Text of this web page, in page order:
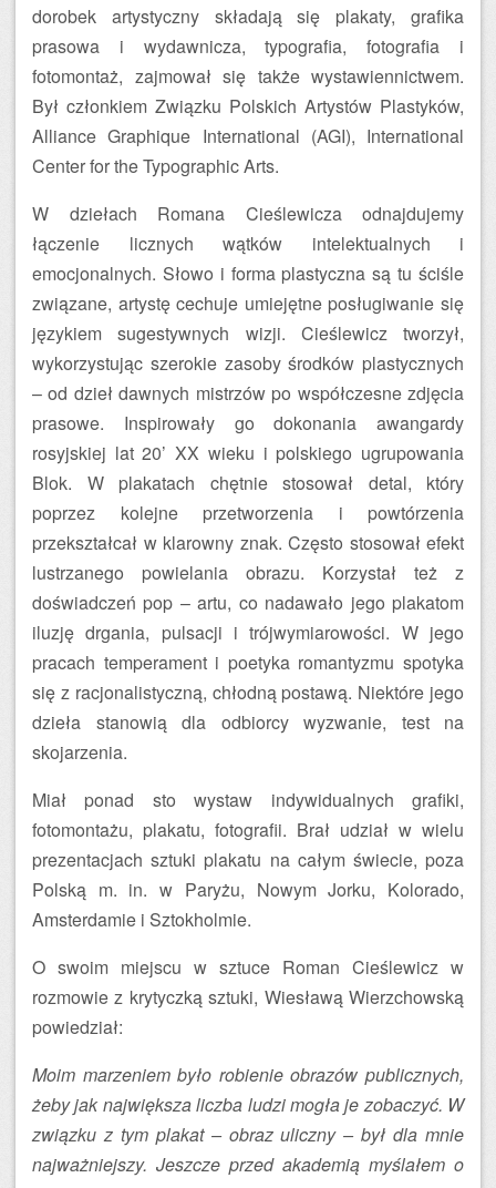
dorobek artystyczny składają się plakaty, grafika
prasowa i wydawnicza, typografia, fotografia i
fotomontaż, zajmował się także wystawiennictwem.
Był członkiem Związku Polskich Artystów Plastyków,
Alliance Graphique International (AGI), International
Center for the Typographic Arts.
W dziełach Romana Cieślewicza odnajdujemy
łączenie licznych wątków intelektualnych i
emocjonalnych. Słowo i forma plastyczna są tu ściśle
związane, artystę cechuje umiejętne posługiwanie się
językiem sugestywnych wizji. Cieślewicz tworzył,
wykorzystując szerokie zasoby środków plastycznych
– od dzieł dawnych mistrzów po współczesne zdjęcia
prasowe. Inspirowały go dokonania awangardy
rosyjskiej lat 20’ XX wieku i polskiego ugrupowania
Blok. W plakatach chętnie stosował detal, który
poprzez kolejne przetworzenia i powtórzenia
przekształcał w klarowny znak. Często stosował efekt
lustrzanego powielania obrazu. Korzystał też z
doświadczeń pop – artu, co nadawało jego plakatom
iluzję drgania, pulsacji i trójwymiarowości. W jego
pracach temperament i poetyka romantyzmu spotyka
się z racjonalistyczną, chłodną postawą. Niektóre jego
dzieła stanowią dla odbiorcy wyzwanie, test na
skojarzenia.
Miał ponad sto wystaw indywidualnych grafiki,
fotomontażu, plakatu, fotografii. Brał udział w wielu
prezentacjach sztuki plakatu na całym świecie, poza
Polską m. in. w Paryżu, Nowym Jorku, Kolorado,
Amsterdamie i Sztokholmie.
O swoim miejscu w sztuce Roman Cieślewicz w
rozmowie z krytyczką sztuki, Wiesławą Wierzchowską
powiedział:
Moim marzeniem było robienie obrazów publicznych,
żeby jak największa liczba ludzi mogła je zobaczyć. W
związku z tym plakat – obraz uliczny – był dla mnie
najważniejszy. Jeszcze przed akademią myślałem o